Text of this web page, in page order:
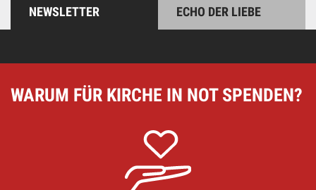
NEWSLETTER ECHO DER LIEBE
WARUM FÜR KIRCHE IN NOT SPENDEN?